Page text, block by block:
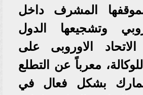
المشرف داخل
وتشجيعها الدول
الاوروبى على
معرباً عن التطلع
بشكل فعال في